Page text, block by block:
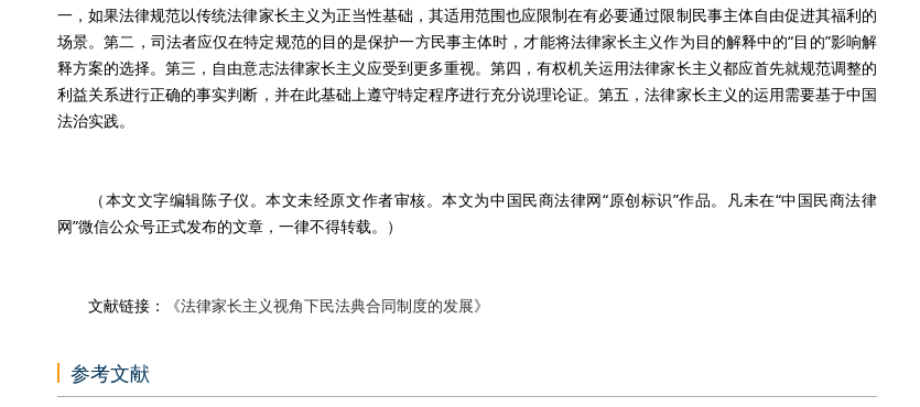
一，如果法律规范以传统法律家长主义为正当性基础，其适用范围也应限制在有必要通过限制民事主体自由促进其福利的
场景。第二，司法者应仅在特定规范的目的是保护一方民事主体时，才能将法律家长主义作为目的解释中的“目的”影响解
释方案的选择。第三，自由意志法律家长主义应受到更多重视。第四，有权机关运用法律家长主义都应首先就规范调整的
利益关系进行正确的事实判断，并在此基础上遵守特定程序进行充分说理论证。第五，法律家长主义的运用需要基于中国
法治实践。
（本文文字编辑陈子仪。本文未经原文作者审核。本文为中国民商法律网“原创标识”作品。凡未在“中国民商法律
网”微信公众号正式发布的文章，一律不得转载。）
文献链接： 《法律家长主义视角下民法典合同制度的发展》
参考文献